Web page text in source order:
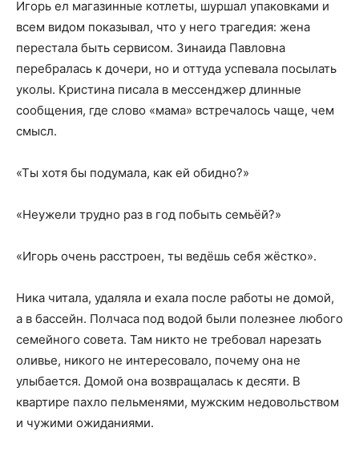
Игорь ел магазинные котлеты, шуршал упаковками и
всем видом показывал, что у него трагедия: жена
перестала быть сервисом. Зинаида Павловна
перебралась к дочери, но и оттуда успевала посылать
уколы. Кристина писала в мессенджер длинные
сообщения, где слово «мама» встречалось чаще, чем
смысл.
«Ты хотя бы подумала, как ей обидно?»
«Неужели трудно раз в год побыть семьёй?»
«Игорь очень расстроен, ты ведёшь себя жёстко».
Ника читала, удаляла и ехала после работы не домой,
а в бассейн. Полчаса под водой были полезнее любого
семейного совета. Там никто не требовал нарезать
оливье, никого не интересовало, почему она не
улыбается. Домой она возвращалась к десяти. В
квартире пахло пельменями, мужским недовольством
и чужими ожиданиями.